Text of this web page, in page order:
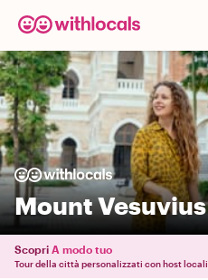
Mount
Scopri A modo tuo
Tour della città personalizzati con host